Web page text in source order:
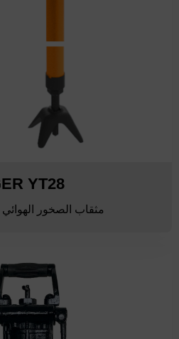
YT28
مثقاب الصخور الهوائي